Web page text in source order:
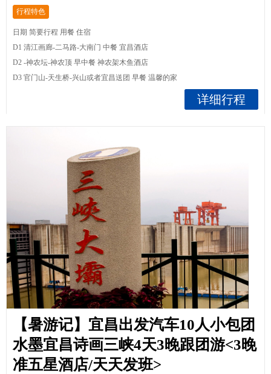
行程特色
日期 简要行程 用餐 住宿
D1 清江画廊-二马路-大南门 中餐 宜昌酒店
D2 -神农坛-神农顶 早中餐 神农架木鱼酒店
D3 官门山-天生桥-兴山或者宜昌送团 早餐 温馨的家
详细行程
【暑游记】宜昌出发汽车10人小包团
水墨宜昌诗画三峡4天3晚跟团游<3晚
准五星酒店/天天发班>